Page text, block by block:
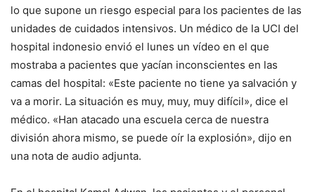
lo que supone un riesgo especial para los pacientes de las
unidades de cuidados intensivos. Un médico de la UCI del
hospital indonesio envió el lunes un vídeo en el que
mostraba a pacientes que yacían inconscientes en las
camas del hospital: «Este paciente no tiene ya salvación y
va a morir. La situación es muy, muy, muy difícil», dice el
médico. «Han atacado una escuela cerca de nuestra
división ahora mismo, se puede oír la explosión», dijo en
una nota de audio adjunta.